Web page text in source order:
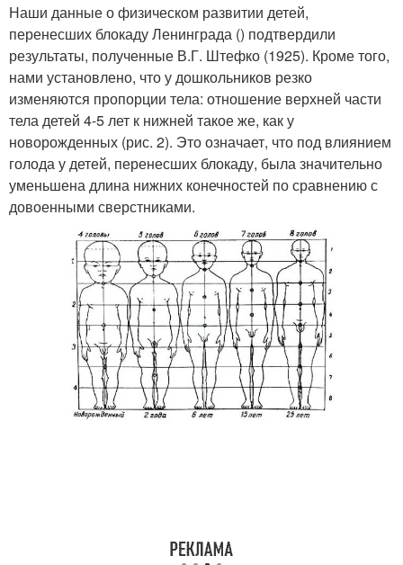
Наши данные о физическом развитии детей,
перенесших блокаду Ленинграда () подтвердили
результаты, полученные В.Г. Штефко (1925). Кроме того,
нами установлено, что у дошкольников резко
изменяются пропорции тела: отношение верхней части
тела детей 4-5 лет к нижней такое же, как у
новорожденных (рис. 2). Это означает, что под влиянием
голода у детей, перенесших блокаду, была значительно
уменьшена длина нижних конечностей по сравнению с
довоенными сверстниками.